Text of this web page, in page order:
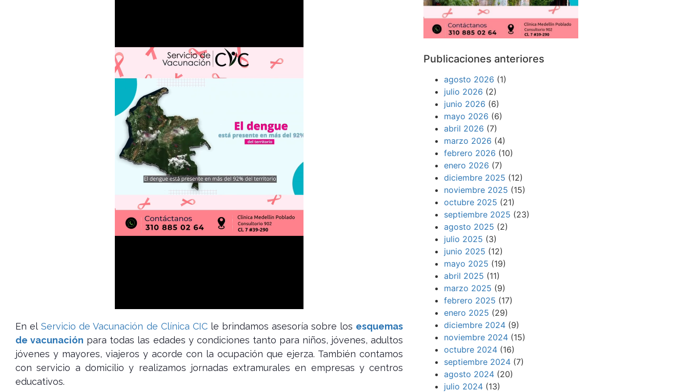
En elServicio de Vacunación de Clínica CICle brindamos asesoría sobre los esquemas
de vacunación para todas las edades y condiciones tanto para niños, jóvenes, adultos
jóvenes y mayores, viajeros y acorde con la ocupación que ejerza. También contamos
con servicio a domicilio y realizamos jornadas extramurales en empresas y centros
educativos.
Publicaciones anteriores
agosto 2026 (1)
julio 2026 (2)
junio 2026 (6)
mayo 2026 (6)
abril 2026 (7)
marzo 2026 (4)
febrero 2026 (10)
enero 2026 (7)
diciembre 2025 (12)
noviembre 2025 (15)
octubre 2025 (21)
septiembre 2025 (23)
agosto 2025 (2)
julio 2025 (3)
junio 2025 (12)
mayo 2025 (19)
abril 2025 (11)
marzo 2025 (9)
febrero 2025 (17)
enero 2025 (29)
diciembre 2024 (9)
noviembre 2024 (15)
octubre 2024 (16)
septiembre 2024 (7)
agosto 2024 (20)
julio 2024 (13)